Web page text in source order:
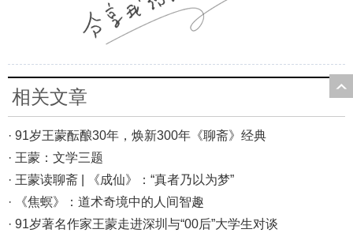
相关文章
· 91岁王蒙酝酿30年，焕新300年《聊斋》经典
· 王蒙：文学三题
· 王蒙读聊斋 | 《成仙》：“真者乃以为梦”
· 《焦螟》：道术奇境中的人间智趣
· 91岁著名作家王蒙走进深圳与“00后”大学生对谈